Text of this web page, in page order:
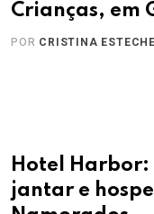
Crianças, em
POR CRISTINA ESTECHE
Hotel Harbor:
jantar e